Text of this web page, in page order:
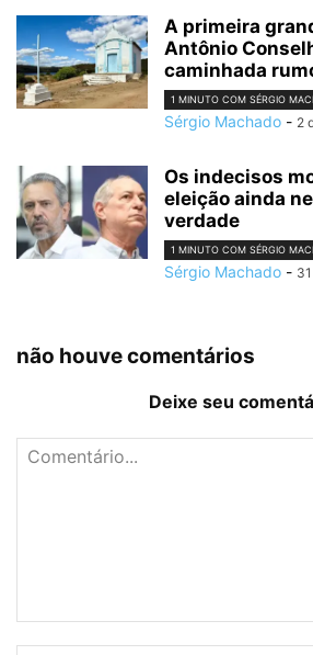
A primeira
Antônio
caminhada
1 MINUTO COM SÉRGIO
Sérgio Machado - 2
Os indecisos
eleição ainda
verdade
1 MINUTO COM SÉRGIO
Sérgio Machado -
não houve comentários
Deixe seu